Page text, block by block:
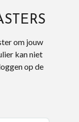
om jouw
kan niet
op de